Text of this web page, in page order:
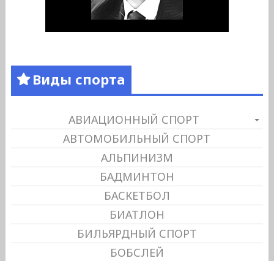
Виды спорта
АВИАЦИОННЫЙ СПОРТ
АВТОМОБИЛЬНЫЙ СПОРТ
АЛЬПИНИЗМ
БАДМИНТОН
БАСКЕТБОЛ
БИАТЛОН
БИЛЬЯРДНЫЙ СПОРТ
БОБСЛЕЙ